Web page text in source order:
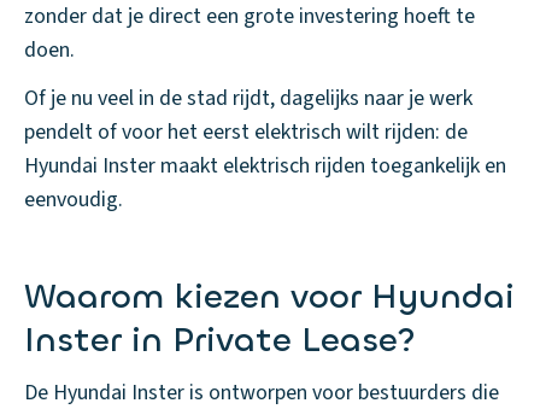
zonder dat je direct een grote investering hoeft te
doen.
Of je nu veel in de stad rijdt, dagelijks naar je werk
pendelt of voor het eerst elektrisch wilt rijden: de
Hyundai Inster maakt elektrisch rijden toegankelijk en
eenvoudig.
Waarom kiezen voor Hyundai
Inster in Private Lease?
De Hyundai Inster is ontworpen voor bestuurders die